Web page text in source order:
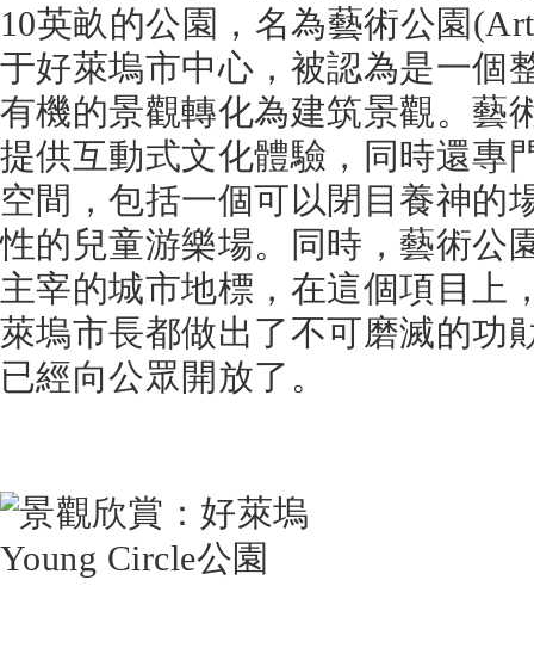
10英畝的公園，名為藝術公園
于好萊塢市中心，被認為是一個
有機的景觀轉化為建筑景觀。藝
提供互動式文化體驗，同時還專
空間，包括一個可以閉目養神的
性的兒童游樂場。同時，藝術公
主宰的城市地標，在這個項目上
萊塢市長都做出了不可磨滅的功
已經向公眾開放了。